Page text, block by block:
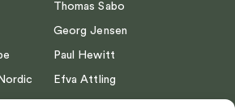
Thomas Sabo
Georg Jensen
Paul Hewitt
Efva Attling